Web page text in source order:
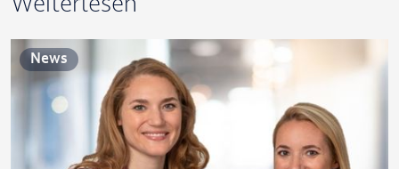
Weiterlesen
News